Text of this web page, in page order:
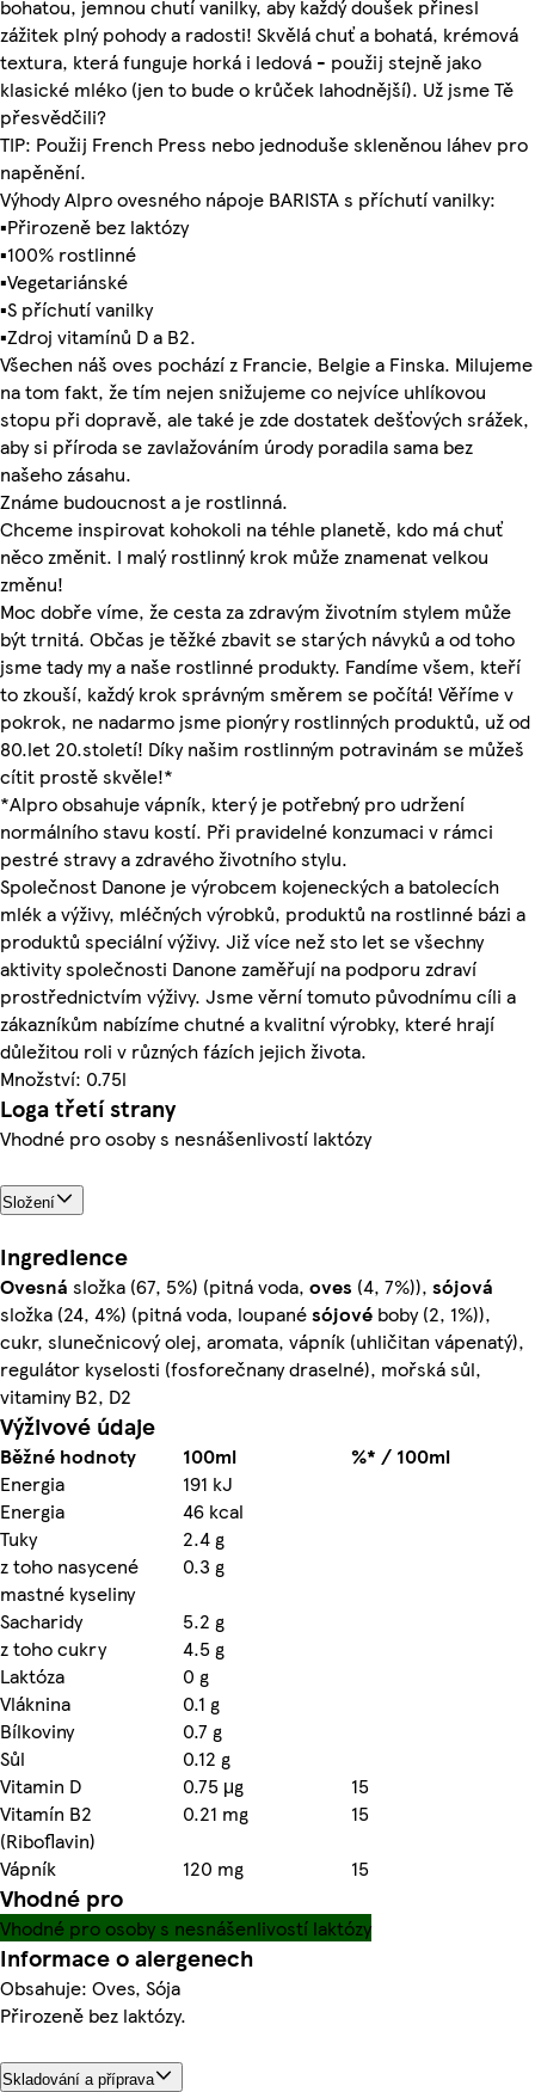
bohatou, jemnou chutí vanilky, aby každý doušek přinesl
zážitek plný pohody a radosti! Skvělá chuť a bohatá, krémová
textura, která funguje horká i ledová - použij stejně jako
klasické mléko (jen to bude o krůček lahodnější). Už jsme Tě
přesvědčili?
TIP: Použij French Press nebo jednoduše skleněnou láhev pro
napěnění.
Výhody Alpro ovesného nápoje BARISTA s příchutí vanilky:
▪Přirozeně bez laktózy
▪100% rostlinné
▪Vegetariánské
▪S příchutí vanilky
▪Zdroj vitamínů D a B2.
Všechen náš oves pochází z Francie, Belgie a Finska. Milujeme
na tom fakt, že tím nejen snižujeme co nejvíce uhlíkovou
stopu při dopravě, ale také je zde dostatek dešťových srážek,
aby si příroda se zavlažováním úrody poradila sama bez
našeho zásahu.
Známe budoucnost a je rostlinná.
Chceme inspirovat kohokoli na téhle planetě, kdo má chuť
něco změnit. I malý rostlinný krok může znamenat velkou
změnu!
Moc dobře víme, že cesta za zdravým životním stylem může
být trnitá. Občas je těžké zbavit se starých návyků a od toho
jsme tady my a naše rostlinné produkty. Fandíme všem, kteří
to zkouší, každý krok správným směrem se počítá! Věříme v
pokrok, ne nadarmo jsme pionýry rostlinných produktů, už od
80.let 20.století! Díky našim rostlinným potravinám se můžeš
cítit prostě skvěle!*
*Alpro obsahuje vápník, který je potřebný pro udržení
normálního stavu kostí. Při pravidelné konzumaci v rámci
pestré stravy a zdravého životního stylu.
Společnost Danone je výrobcem kojeneckých a batolecích
mlék a výživy, mléčných výrobků, produktů na rostlinné bázi a
produktů speciální výživy. Již více než sto let se všechny
aktivity společnosti Danone zaměřují na podporu zdraví
prostřednictvím výživy. Jsme věrní tomuto původnímu cíli a
zákazníkům nabízíme chutné a kvalitní výrobky, které hrají
důležitou roli v různých fázích jejich života.
Množství: 0.75l
Loga třetí strany
Vhodné pro osoby s nesnášenlivostí laktózy
Složení
Ingredience
Ovesná složka (67, 5%) (pitná voda, oves (4, 7%)), sójová
složka (24, 4%) (pitná voda, loupanésójové boby (2, 1%)),
cukr, slunečnicový olej, aromata, vápník (uhličitan vápenatý),
regulátor kyselosti (fosforečnany draselné), mořská sůl,
vitaminy B2, D2
Výživové údaje
Běžné hodnoty 100ml
%* / 100ml
Energia
191 kJ
Energia
46 kcal
Tuky
2.4 g
z toho nasycené
mastné kyseliny
0.3 g
Sacharidy
5.2 g
z toho cukry
4.5 g
Laktóza
0 g
Vláknina
0.1 g
Bílkoviny
0.7 g
Sůl
0.12 g
Vitamin D
0.75 μg
15
Vitamín B2
(Riboflavin)
0.21 mg
15
Vápník
120 mg 15
Vhodné pro
Vhodné pro osoby s nesnášenlivostí laktózy
Informace o alergenech
Obsahuje: Oves, Sója
Přirozeně bez laktózy.
Skladování a příprava